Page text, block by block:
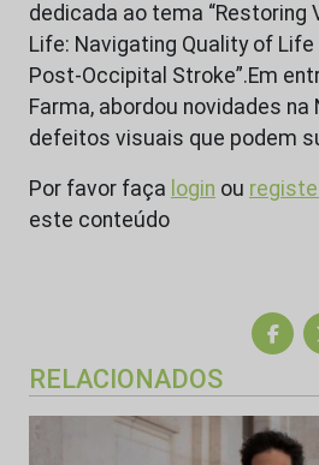
dedicada ao tema “Restoring
Life: Navigating Quality of
Post-Occipital Stroke”.Em
Farma, abordou novidades
defeitos visuais que podem
Por favor faça login ou
este conteúdo
RELACIONADOS